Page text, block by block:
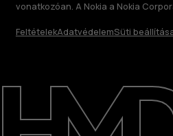
Rólunk
Javítás,
Támogatás
vonatkozóan. A Nokia a Nokia
FeltételekAdatvédelemSüti